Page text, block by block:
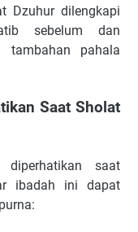
Dzuhur dilengkapi
sebelum dan
tambahan pahala
Saat Sholat
saat
ibadah ini dapat